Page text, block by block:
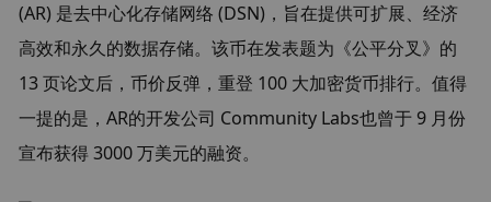
(AR) 是去中心化存储网络 (DSN)，旨在提供可扩展、经济
高效和永久的数据存储。该币在发表题为《公平分叉》的
13 页论文后，币价反弹，重登 100 大加密货币排行。值得
一提的是，AR的开发公司 Community Labs也曾于 9 月份
宣布获得 3000 万美元的融资。